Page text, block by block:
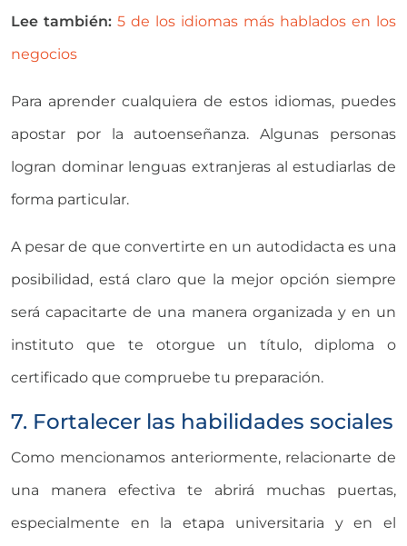
Lee también: 5 de los idiomas más hablados en los
negocios
Para aprender cualquiera de estos idiomas, puedes
apostar por la autoenseñanza. Algunas personas
logran dominar lenguas extranjeras al estudiarlas de
forma particular.
A pesar de que convertirte en un autodidacta es una
posibilidad, está claro que la mejor opción siempre
será capacitarte de una manera organizada y en un
instituto que te otorgue un título, diploma o
certificado que compruebe tu preparación.
7. Fortalecer las habilidades sociales
Como mencionamos anteriormente, relacionarte de
una manera efectiva te abrirá muchas puertas,
especialmente en la etapa universitaria y en el